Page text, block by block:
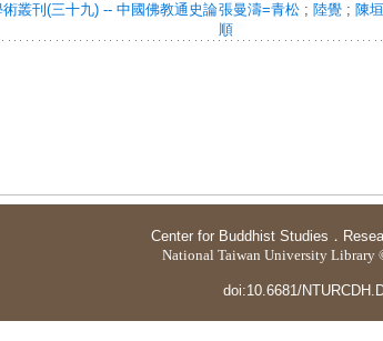
叢刊(三十九) -- 中國佛教通史論張曼濤=青松 ; 陸覺 ; 陳垣
順
Center for Buddhist Studies ．
National Taiwan University Library
doi:10.6681/